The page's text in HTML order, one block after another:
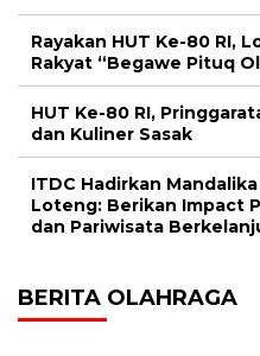
Rayakan HUT Ke-80 RI,
Rakyat “Begawe Pituq
HUT Ke-80 RI,
dan Kuliner Sasak
ITDC Hadirkan
Loteng: Berikan Impact
dan Pariwisata
BERITA OLAHRAGA